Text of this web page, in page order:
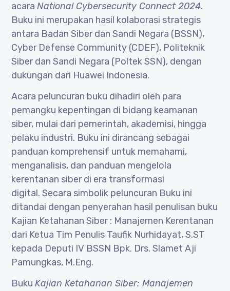
acaraNational Cybersecurity Connect 2024.
Buku ini merupakan hasil kolaborasi strategis
antara Badan Siber dan Sandi Negara (BSSN),
Cyber Defense Community (CDEF), Politeknik
Siber dan Sandi Negara (Poltek SSN), dengan
dukungan dari Huawei Indonesia.
Acara peluncuran buku dihadiri oleh para
pemangku kepentingan di bidang keamanan
siber, mulai dari pemerintah, akademisi, hingga
pelaku industri. Buku ini dirancang sebagai
panduan komprehensif untuk memahami,
menganalisis, dan panduan mengelola
kerentanan siber di era transformasi
digital. Secara simbolik peluncuran Buku ini
ditandai dengan penyerahan hasil penulisan buku
Kajian Ketahanan Siber : Manajemen Kerentanan
dari Ketua Tim Penulis Taufik Nurhidayat, S.ST
kepada Deputi IV BSSN Bpk. Drs. Slamet Aji
Pamungkas, M.Eng.
BukuKajian Ketahanan Siber: Manajemen